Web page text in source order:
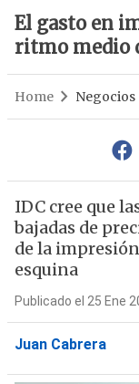
El gasto en
ritmo medio
Home Negocios
IDC cree que
bajadas de
de la
esquina
Publicado el 25 Ene
Juan Cabrera